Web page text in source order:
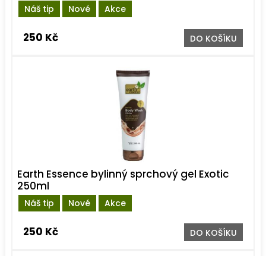
Náš tip Nové Akce
250 Kč DO KOŠÍKU
Náš tip Nové Akce
Earth Essence bylinný sprchový gel Exotic
250ml
250 Kč DO KOŠÍKU